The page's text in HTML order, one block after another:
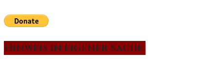
Hinweis in eigener Sache: